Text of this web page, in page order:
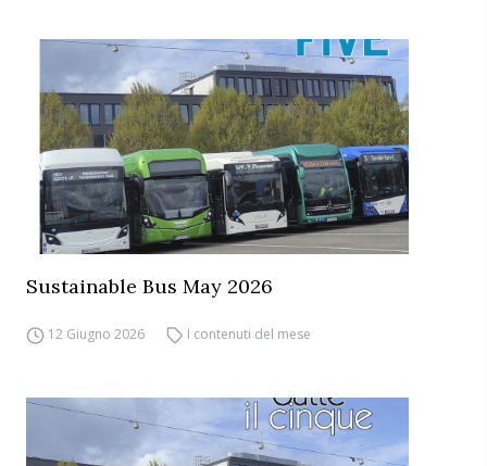
Sustainable Bus May 2026
12 Giugno 2026 I contenuti del mese